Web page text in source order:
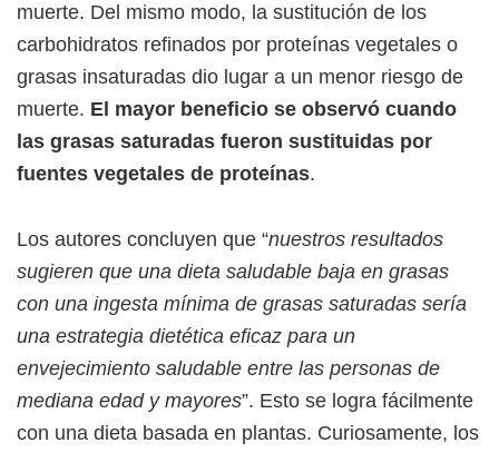
muerte. Del mismo modo, la sustitución de los
carbohidratos refinados por proteínas vegetales o
grasas insaturadas dio lugar a un menor riesgo de
muerte. El mayor beneficio se observó cuando
las grasas saturadas fueron sustituidas por
fuentes vegetales de proteínas.
Los autores concluyen que “nuestros resultados
sugieren que una dieta saludable baja en grasas
con una ingesta mínima de grasas saturadas sería
una estrategia dietética eficaz para un
envejecimiento saludable entre las personas de
mediana edad y mayores”. Esto se logra fácilmente
con una dieta basada en plantas. Curiosamente, los